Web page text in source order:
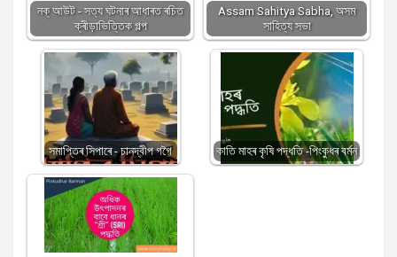
নক্ আউট - সত্য ঘটনাৰ আধাৰত ৰচিত
ক্ৰীড়াভিত্তিক গল্প
Assam Sahitya Sabha, অসম
সাহিত্য সভা
সমাপ্তিৰ সিপাৰে - চানদ্বীপ গগৈ কাতি মাহৰ কৃষি পদ্ধতি -পিংকুধৰ বর্মন